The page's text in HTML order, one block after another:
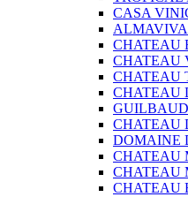
CASA
ALMAVIVA
CHATEAU
CHATEAU
CHATEAU
CHATEAU
GUILBAUD
CHATEAU
DOMAINE
CHATEAU
CHATEAU
CHATEAU